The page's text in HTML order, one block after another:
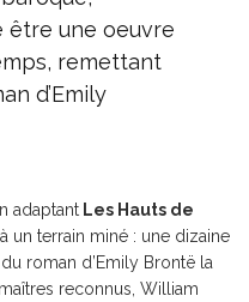
être une oeuvre
remettant
d’Emily
adaptant Les Hauts de
à un terrain miné : une dizaine
roman d’Emily Brontë la
reconnus, William